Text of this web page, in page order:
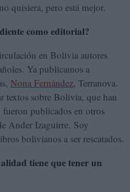
quisiera, pero está mejor.
como editorial?
en Bolivia autores
Ya publicamos a
Nona Fernández, Terranova.
textos sobre Bolivia, que han
publicados en otros
Ander Izaguirre. Soy
bolivianos a ser rescatados.
tiene que tener un